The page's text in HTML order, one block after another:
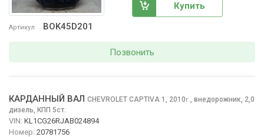
Артикул BOK45D201
Купить
Позвонить
КАРДАННЫЙ ВАЛ CHEVROLET CAPTIVA 1, 2010г., внедорожник, 2,0
дизель, КПП 5ст.
VIN: KL1CG26RJAB024894
Номер: 20781756